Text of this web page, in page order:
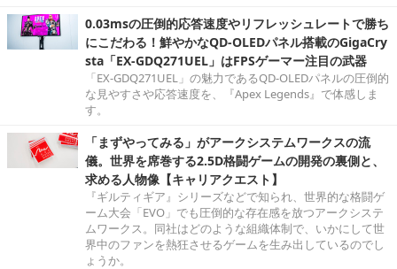
0.03msの圧倒的応答速度やリフレッシュレートで勝ち
にこだわる！鮮やかなQD-OLEDパネル搭載のGigaCry
sta「EX-GDQ271UEL」はFPSゲーマー注目の武器
「EX-GDQ271UEL」の魅力であるQD-OLEDパネルの圧倒的
な見やすさや応答速度を、『Apex Legends』で体感しま
す。
「まずやってみる」がアークシステムワークスの流
儀。世界を席巻する2.5D格闘ゲームの開発の裏側と、
求める人物像【キャリアクエスト】
『ギルティギア』シリーズなどで知られ、世界的な格闘ゲ
ーム大会「EVO」でも圧倒的な存在感を放つアークシステ
ムワークス。同社はどのような組織体制で、いかにして世
界中のファンを熱狂させるゲームを生み出しているのでし
ょうか。